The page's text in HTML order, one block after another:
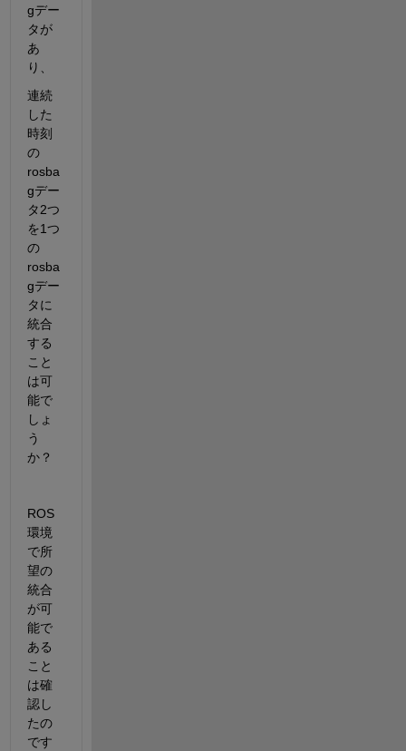
gデー
タが
あ
り、
連続
した
時刻
の
rosba
gデー
タ2つ
を1つ
の
rosba
gデー
タに
統合
する
こと
は可
能で
しょ
う
か？
ROS
環境
で所
望の
統合
が可
能で
ある
こと
は確
認し
たの
です